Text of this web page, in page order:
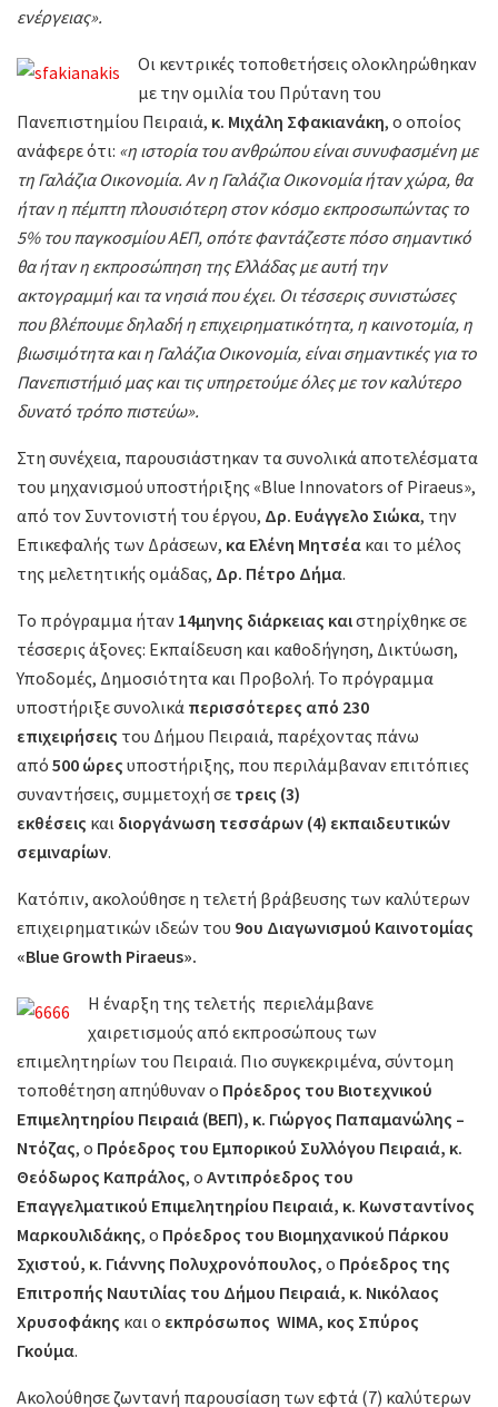
ενέργειας».
Οι κεντρικές τοποθετήσεις ολοκληρώθηκαν
με την ομιλία του Πρύτανη του
Πανεπιστημίου Πειραιά, κ. Μιχάλη Σφακιανάκη, ο οποίος
ανάφερε ότι: «η ιστορία του ανθρώπου είναι συνυφασμένη με
τη Γαλάζια Οικονομία. Αν η Γαλάζια Οικονομία ήταν χώρα, θα
ήταν η πέμπτη πλουσιότερη στον κόσμο εκπροσωπώντας το
5% του παγκοσμίου ΑΕΠ, οπότε φαντάζεστε πόσο σημαντικό
θα ήταν η εκπροσώπηση της Ελλάδας με αυτή την
ακτογραμμή και τα νησιά που έχει. Οι τέσσερις συνιστώσες
που βλέπουμε δηλαδή η επιχειρηματικότητα, η καινοτομία, η
βιωσιμότητα και η Γαλάζια Οικονομία, είναι σημαντικές για το
Πανεπιστήμιό μας και τις υπηρετούμε όλες με τον καλύτερο
δυνατό τρόπο πιστεύω».
Στη συνέχεια, παρουσιάστηκαν τα συνολικά αποτελέσματα
του μηχανισμού υποστήριξης «Blue Innovators of Piraeus»,
από τον Συντονιστή του έργου, Δρ. Ευάγγελο Σιώκα, την
Επικεφαλής των Δράσεων, κα Ελένη Μητσέα και το μέλος
της μελετητικής ομάδας, Δρ. Πέτρο Δήμα.
Το πρόγραμμα ήταν 14μηνης διάρκειας καιστηρίχθηκε σε
τέσσερις άξονες: Εκπαίδευση και καθοδήγηση, Δικτύωση,
Υποδομές, Δημοσιότητα και Προβολή. Το πρόγραμμα
υποστήριξε συνολικά περισσότερες από 230
επιχειρήσεις του Δήμου Πειραιά, παρέχοντας πάνω
από 500 ώρες υποστήριξης, που περιλάμβαναν επιτόπιες
συναντήσεις, συμμετοχή σε τρεις (3)
εκθέσεις και διοργάνωση τεσσάρων (4) εκπαιδευτικών
σεμιναρίων.
Κατόπιν, ακολούθησε η τελετή βράβευσης των καλύτερων
επιχειρηματικών ιδεών του 9ου Διαγωνισμού Καινοτομίας
«Blue Growth Piraeus».
Η έναρξη της τελετής περιελάμβανε
χαιρετισμούς από εκπροσώπους των
επιμελητηρίων του Πειραιά. Πιο συγκεκριμένα, σύντομη
τοποθέτηση απηύθυναν ο Πρόεδρος του Βιοτεχνικού
Επιμελητηρίου Πειραιά (ΒΕΠ), κ. Γιώργος Παπαμανώλης –
Ντόζας, ο Πρόεδρος του Εμπορικού Συλλόγου Πειραιά, κ.
Θεόδωρος Καπράλος, ο Αντιπρόεδρος του
Επαγγελματικού Επιμελητηρίου Πειραιά, κ. Κωνσταντίνος
Μαρκουλιδάκης, ο Πρόεδρος του Βιομηχανικού Πάρκου
Σχιστού, κ. Γιάννης Πολυχρονόπουλος, ο Πρόεδρος της
Επιτροπής Ναυτιλίας του Δήμου Πειραιά, κ. Νικόλαος
Χρυσοφάκης και ο εκπρόσωπος WIMA, κος Σπύρος
Γκούμα.
Ακολούθησε ζωντανή παρουσίαση των εφτά (7) καλύτερων